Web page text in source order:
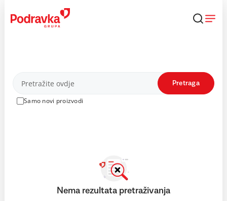
content
Proizvodi
Samo novi proizvodi
Pretraga
Nema rezultata pretraživanja